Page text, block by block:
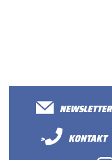
NEWSLETTER
>
KONTAKT